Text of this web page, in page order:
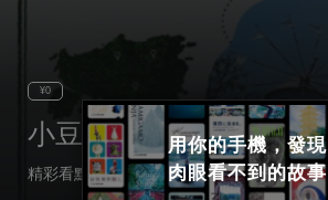
¥0
小豆島交通
精彩看點 環島觀光巴士
用你的手機，發現
肉眼看不到的故事